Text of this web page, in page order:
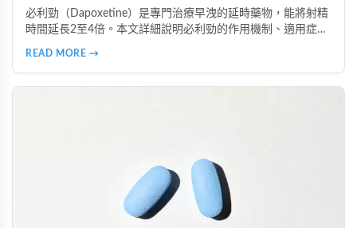
必利勁（Dapoxetine）是專門治療早洩的延時藥物，能將射精
時間延長2至4倍。本文詳細說明必利勁的作用機制、適用症
活調整的完整指南。
READ MORE →